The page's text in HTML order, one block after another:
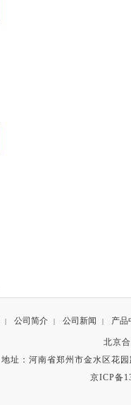
| 公司简介 | 公司新闻 | 产品
北京
地址：河南省郑州市金水区花
京ICP备